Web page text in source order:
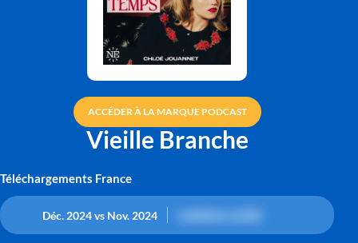
ACCÉDER À LA MARQUE PODCAST
Vieille Branche
Téléchargements France
Déc. 2024 vs Nov. 2024